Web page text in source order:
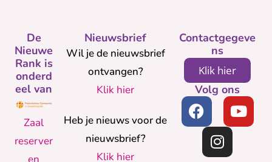
Nieuwsbrief
Wil je de nieuwsbrief
ontvangen?
Klik hier
Heb je nieuws voor de
nieuwsbrief?
Klik hier
De
Nieuwe
Rank is
onderd
eel van
Zaal
reserver
en
Contactgegeve
ns
Klik hier
Volg ons